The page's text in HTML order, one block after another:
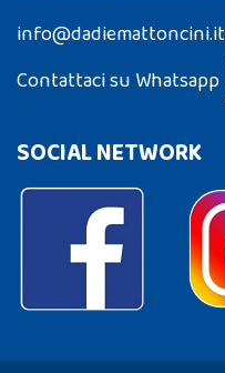
info@dadiemattoncini.it
Contattaci su Whatsapp
SOCIAL NETWORK